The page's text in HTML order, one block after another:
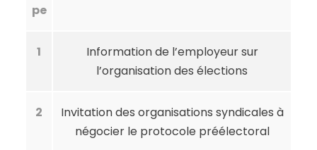
pe
1
Information de l’employeur sur
l’organisation des élections
2
Invitation des organisations syndicales à
négocier le protocole préélectoral